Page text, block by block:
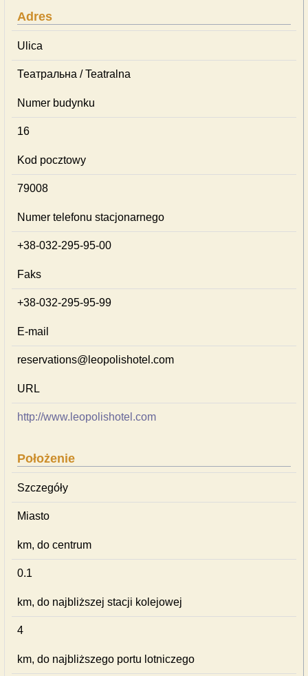
Adres
Ulica
Театральна / Teatralna
Numer budynku
16
Kod pocztowy
79008
Numer telefonu stacjonarnego
+38-032-295-95-00
Faks
+38-032-295-95-99
E-mail
reservations@leopolishotel.com
URL
http://www.leopolishotel.com
Położenie
Szczegóły
Miasto
km, do centrum
0.1
km, do najbliższej stacji kolejowej
4
km, do najbliższego portu lotniczego